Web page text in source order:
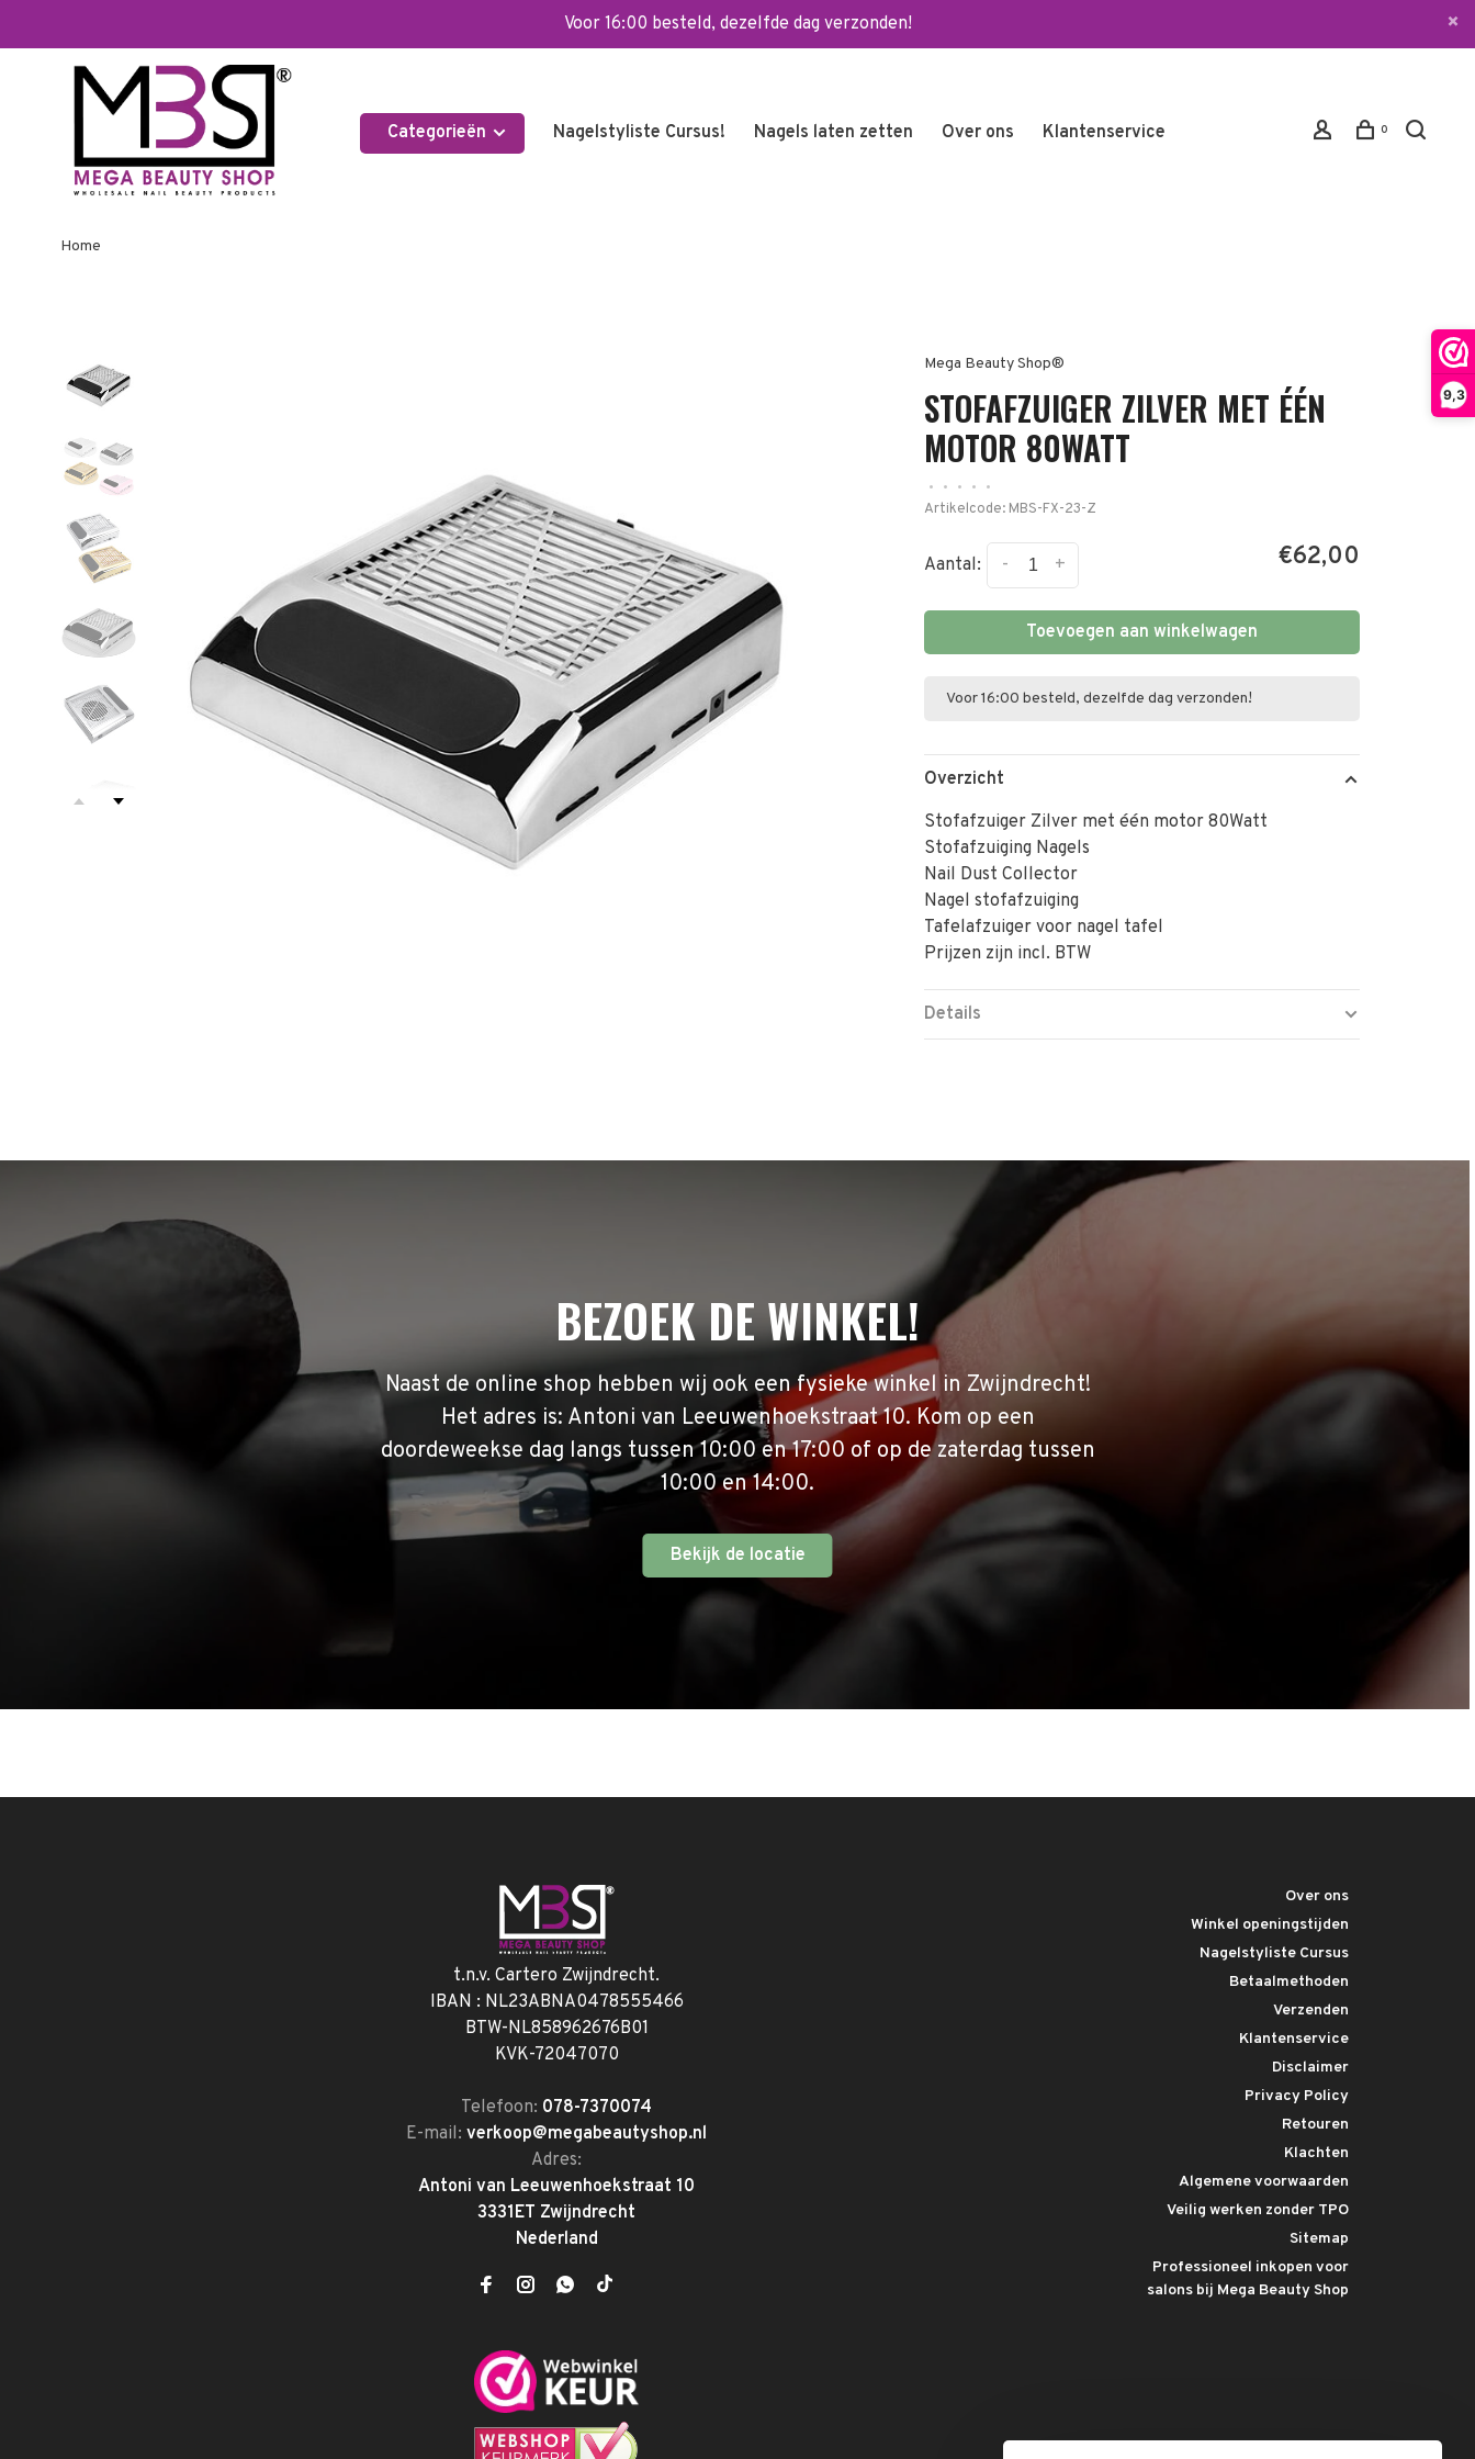
9,3
Voor 16:00 besteld, dezelfde dag verzonden!
Categorieën Nagelstyliste Cursus! Nagels laten zetten Over ons Klantenservice 0
Home
Mega Beauty Shop®
STOFAFZUIGER ZILVER MET ÉÉN
MOTOR 80WATT
• • • •
•
Artikelcode: MBS-FX-23-Z
Aantal: +
- €62,00
Toevoegen aan winkelwagen
Voor 16:00 besteld, dezelfde dag verzonden!
Overzicht
Stofafzuiger Zilver met één motor 80Watt
Stofafzuiging Nagels
Nail Dust Collector
Nagel stofafzuiging
Tafelafzuiger voor nagel tafel
Prijzen zijn incl. BTW
Details
BEZOEK DE WINKEL!
Naast de online shop hebben wij ook een fysieke winkel in Zwijndrecht!
Het adres is: Antoni van Leeuwenhoekstraat 10. Kom op een
doordeweekse dag langs tussen 10:00 en 17:00 of op de zaterdag tussen
10:00 en 14:00.
Bekijk de locatie
t.n.v. Cartero Zwijndrecht.
IBAN : NL23ABNA0478555466
BTW-NL858962676B01
KVK-72047070
Telefoon: 078-7370074
E-mail:verkoop@megabeautyshop.nl
Adres:
Antoni van Leeuwenhoekstraat 10
3331ET Zwijndrecht
Nederland
Over ons
Winkel openingstijden
Nagelstyliste Cursus
Betaalmethoden
Verzenden
Klantenservice
Disclaimer
Privacy Policy
Retouren
Klachten
Algemene voorwaarden
Veilig werken zonder TPO
Sitemap
Professioneel inkopen voor
salons bij Mega Beauty Shop